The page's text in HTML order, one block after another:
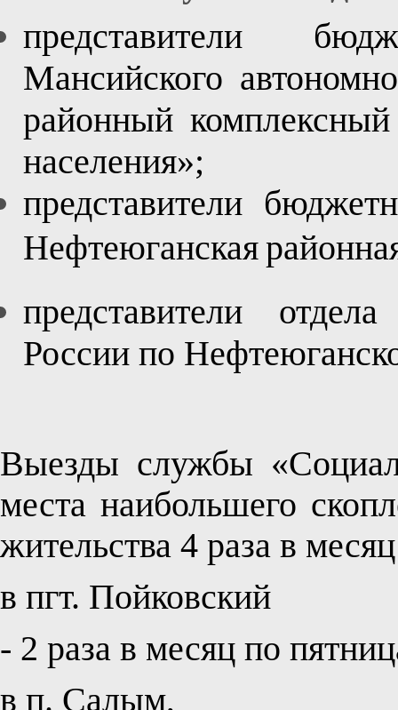
представители
Мансийского
районный
населения»;
представители
Нефтеюганская
представители
России по
Выезды службы
места наибольшего
жительства 4 раза в
в пгт. Пойковский
- 2 раза в месяц по
в п. Салым,